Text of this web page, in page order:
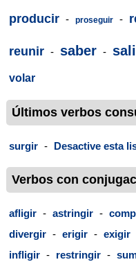
producir - proseguir -
reunir - saber -
volar
Últimos verbos
surgir - Desactive esta
Verbos con
afligir - astringir -
divergir - erigir - exigir
infligir - restringir -